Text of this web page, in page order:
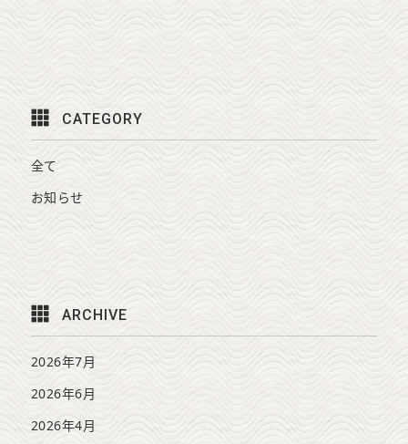
CATEGORY
全て
お知らせ
ARCHIVE
2026年7月
2026年6月
2026年4月